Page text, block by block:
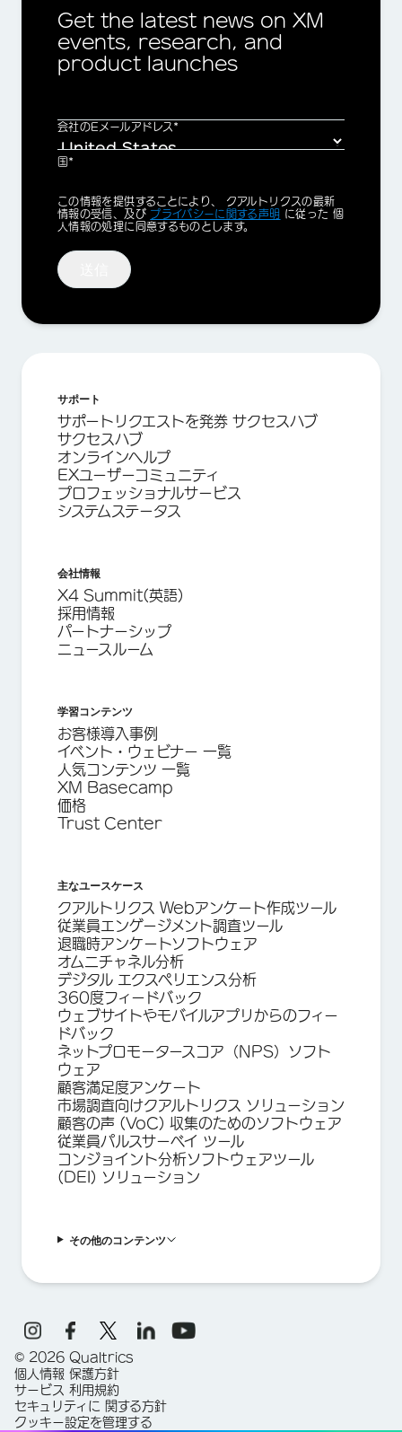
お問い合わせ
名*
会社名*
会社のEメールアドレス*
国*
Privacy
この情報を提供することにより、 クアルトリクスの最新情報の受
に従った 個人情報の処理に
同意するものとします。
送信
Get the latest news on XM
events, research, and
product launches
会社のEメールアドレス*
国*
Privacy
Optin
この情報を提供することにより、 クアルトリクスの最新
情報の受信、及び プライバシーに関する声明 に従った 個
人情報の処理に同意するものとします。
サポート
サポートリクエストを発券 サクセスハブ
サクセスハブ
オンラインヘルプ
EXユーザーコミュニティ
プロフェッショナルサービス
システムステータス
会社情報
X4 Summit(英語)
採用情報
パートナーシップ
ニュースルーム
学習コンテンツ
お客様導入事例
イベント・ウェビナー 一覧
人気コンテンツ 一覧
XM Basecamp
価格
Trust Center
主なユースケース
クアルトリクス Webアンケート作成ツール
従業員エンゲージメント調査ツール
退職時アンケートソフトウェア
オムニチャネル分析
デジタル エクスペリエンス分析
360度フィードバック
ウェブサイトやモバイルアプリからのフィー
ドバック
ネットプロモータースコア（NPS）ソフト
ウェア
顧客満足度アンケート
市場調査向けクアルトリクス ソリューション
顧客の声 (VoC) 収集のためのソフトウェア
従業員パルスサーベイ ツール
コンジョイント分析ソフトウェアツール
(DEI) ソリューション
その他のコンテンツ
© 2026 Qualtrics
個人情報 保護方針
サービス 利用規約
セキュリティに 関する方針
クッキー設定を管理する